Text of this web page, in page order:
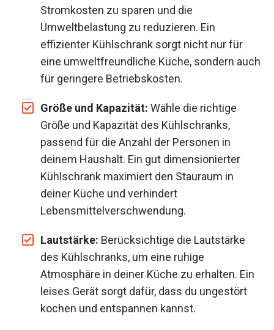
Stromkosten zu sparen und die
Umweltbelastung zu reduzieren. Ein
effizienter Kühlschrank sorgt nicht nur für
eine umweltfreundliche Küche, sondern auch
für geringere Betriebskosten.
Größe und Kapazität: Wähle die richtige
Größe und Kapazität des Kühlschranks,
passend für die Anzahl der Personen in
deinem Haushalt. Ein gut dimensionierter
Kühlschrank maximiert den Stauraum in
deiner Küche und verhindert
Lebensmittelverschwendung.
Lautstärke: Berücksichtige die Lautstärke
des Kühlschranks, um eine ruhige
Atmosphäre in deiner Küche zu erhalten. Ein
leises Gerät sorgt dafür, dass du ungestört
kochen und entspannen kannst.